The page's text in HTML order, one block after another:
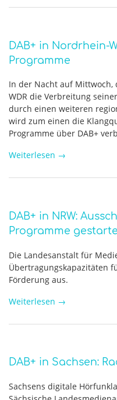
DAB+ in Nordrhein-
Programme
In der Nacht auf Mittwoch,
WDR die Verbreitung
durch einen weiteren
wird zum einen die
Programme über DAB+
Weiterlesen →
DAB+ in NRW:
Programme
Die Landesanstalt für
Übertragungskapazitäten
Förderung aus.
Weiterlesen →
DAB+ in Sachsen:
Sachsens digitale